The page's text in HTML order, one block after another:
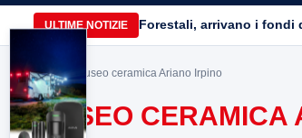
ULTIME NOTIZIE Forestali, arrivano i fondi
Home> museo ceramica Ariano Irpino
MUSEO CERAMICA